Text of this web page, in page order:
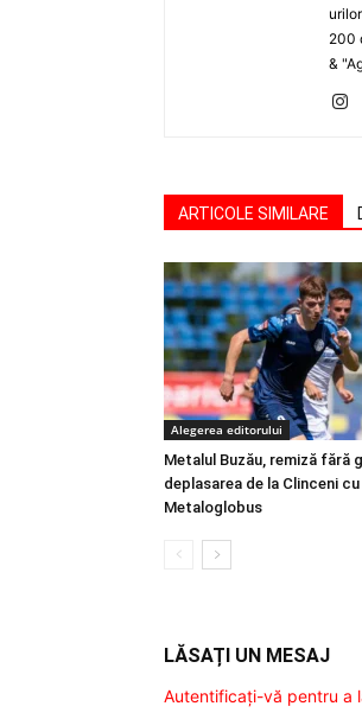
200
&
ARTICOLE SIMILARE
Alegerea editorului
Metalul Buzău, remiză fără
deplasarea de la Clinceni cu
Metaloglobus
LĂSAȚI UN MESAJ
Autentificați-vă pentru a